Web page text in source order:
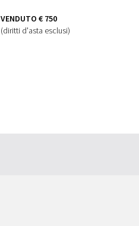
VENDUTO € 750
(diritti d'asta esclusi)